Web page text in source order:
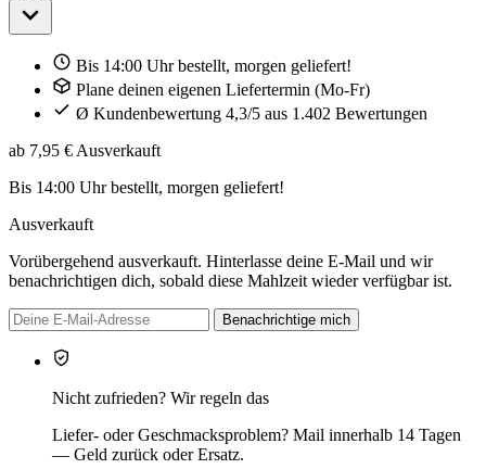
Bis 14:00 Uhr bestellt, morgen geliefert!
Plane deinen eigenen Liefertermin (Mo-Fr)
Ø Kundenbewertung 4,3/5 aus 1.402 Bewertungen
ab 7,95 € Ausverkauft
Bis 14:00 Uhr bestellt, morgen geliefert!
Ausverkauft
Vorübergehend ausverkauft. Hinterlasse deine E-Mail und wir
benachrichtigen dich, sobald diese Mahlzeit wieder verfügbar ist.
Benachrichtige mich
Nicht zufrieden? Wir regeln das
Liefer- oder Geschmacksproblem? Mail innerhalb 14 Tagen
— Geld zurück oder Ersatz.